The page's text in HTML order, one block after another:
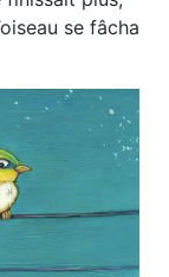
se fâcha